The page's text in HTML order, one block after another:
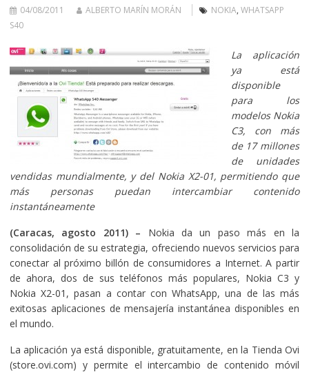
04/08/2011 ALBERTO MARÍN MORÁN NOKIA, WHATSAPP
S40
La aplicación
ya está
disponible
para los
modelos Nokia
C3, con más
de 17 millones
de unidades
vendidas mundialmente, y del Nokia X2-01, permitiendo que
más personas puedan intercambiar contenido
instantáneamente
(Caracas, agosto 2011) – Nokia da un paso más en la
consolidación de su estrategia, ofreciendo nuevos servicios para
conectar al próximo billón de consumidores a Internet. A partir
de ahora, dos de sus teléfonos más populares, Nokia C3 y
Nokia X2-01, pasan a contar con WhatsApp, una de las más
exitosas aplicaciones de mensajería instantánea disponibles en
el mundo.
La aplicación ya está disponible, gratuitamente, en la Tienda Ovi
(store.ovi.com) y permite el intercambio de contenido móvil